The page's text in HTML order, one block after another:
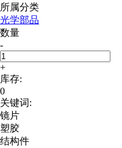
所属分类
光学部品
数量
-
+
库存:
0
关键词:
镜片
塑胶
结构件